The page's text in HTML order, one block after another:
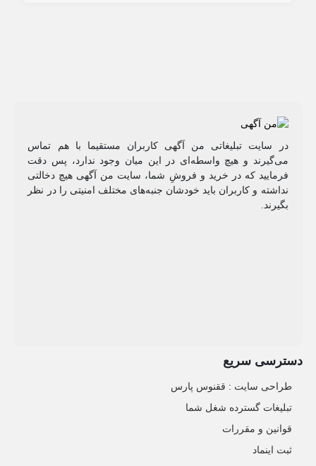
در سایت تبلیغاتی من آگهی کاربران مستقیما با هم تماس
می‌گیرند و هیچ واسطه‌ای در این میان وجود ندارد، پس دقت
فرمایید که در خرید و فروشِ شما، سایت من آگهی هیچ دخالتی
نداشته و کاربران باید خودشان جنبه‌های مختلف امنیتی را در نظر
بگیرند.
دسترسی سریع
طراحی سایت :‌ ققنوس پارس
تبلیغات گسترده شغل شما
قوانین و مقررات
ثبت اینماد